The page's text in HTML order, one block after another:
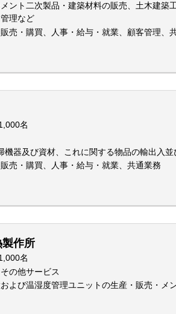
ント二次製品・建築材料の販売、土木建築
理など
売・購買、人事・給与・就業、顧客管理、
名
機器及び資材、これに関する物品の輸出入
売・購買、人事・給与・就業、共通業務
作所
名
の他サービス
よび温湿度管理ユニットの生産・販売・メ